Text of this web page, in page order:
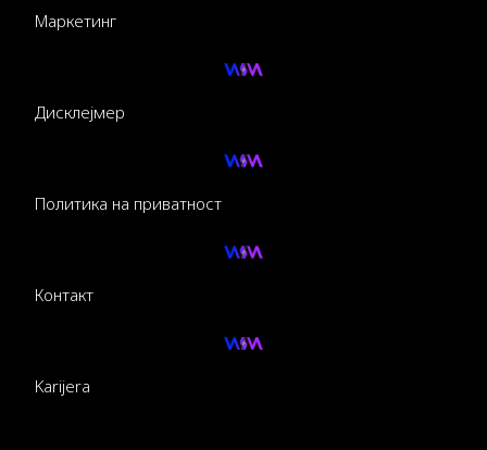
Маркетинг
Дисклејмер
Политика на приватност
Контакт
Karijera